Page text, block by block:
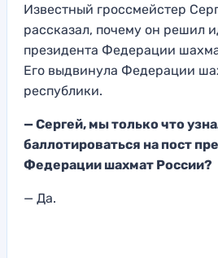
Известный гроссмейстер
рассказал, почему он решил
президента Федерации
Его выдвинула Федерации
республики.
— Сергей, мы только что
баллотироваться на пост
Федерации шахмат России?
— Да.